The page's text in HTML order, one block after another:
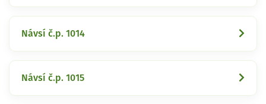
Návsí č.p. 1014
Návsí č.p. 1015